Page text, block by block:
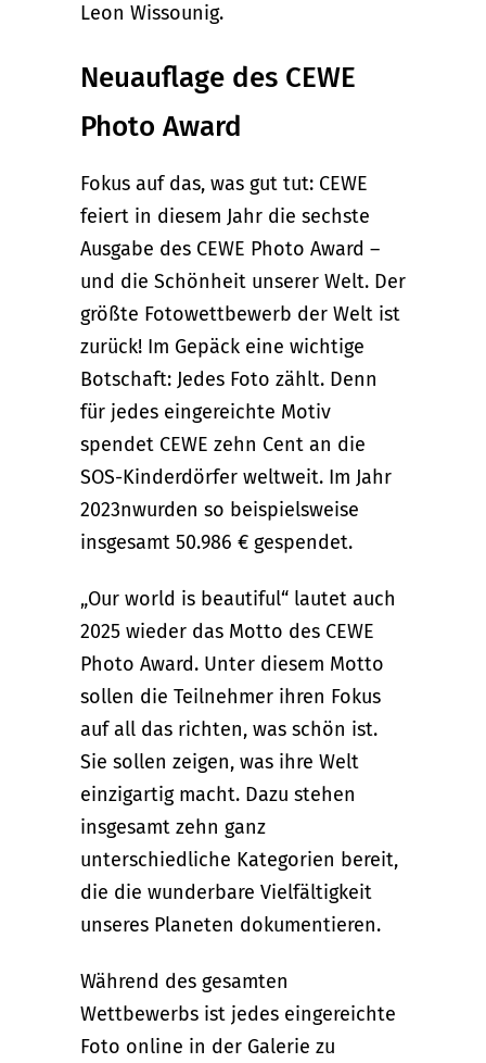
Leon Wissounig.
Neuauflage des CEWE
Photo Award
Fokus auf das, was gut tut: CEWE
feiert in diesem Jahr die sechste
Ausgabe des CEWE Photo Award –
und die Schönheit unserer Welt. Der
größte Fotowettbewerb der Welt ist
zurück! Im Gepäck eine wichtige
Botschaft: Jedes Foto zählt. Denn
für jedes eingereichte Motiv
spendet CEWE zehn Cent an die
SOS-Kinderdörfer weltweit. Im Jahr
2023nwurden so beispielsweise
insgesamt 50.986 € gespendet.
„Our world is beautiful“ lautet auch
2025 wieder das Motto des CEWE
Photo Award. Unter diesem Motto
sollen die Teilnehmer ihren Fokus
auf all das richten, was schön ist.
Sie sollen zeigen, was ihre Welt
einzigartig macht. Dazu stehen
insgesamt zehn ganz
unterschiedliche Kategorien bereit,
die die wunderbare Vielfältigkeit
unseres Planeten dokumentieren.
Während des gesamten
Wettbewerbs ist jedes eingereichte
Foto online in der Galerie zu